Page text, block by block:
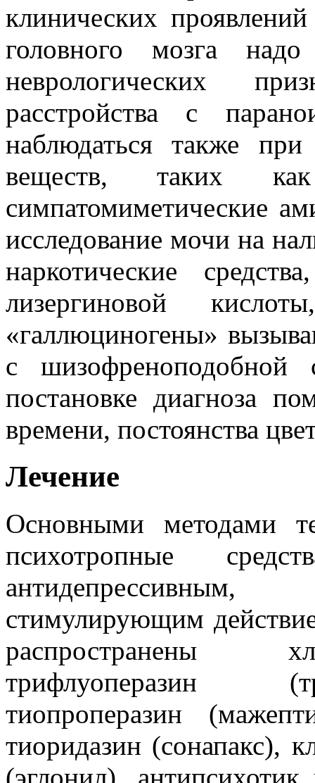
клинических
головного мозга
неврологических
расстройства с
наблюдаться также при
веществ, таких
симпатомиметические
исследование мочи на
наркотические
лизергиновой
«галлюциногены»
с
постановке диагноза
времени, постоянства
Лечение
Основными методами
психотропные
стимулирующим
распространены
трифлуоперазин
тиопроперазин
тиоридазин (сонапакс),